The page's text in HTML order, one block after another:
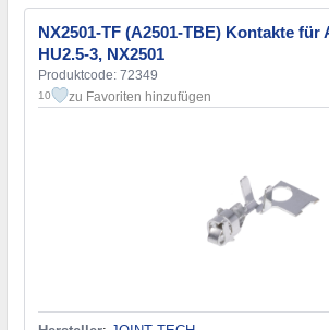
NX2501-TF (A2501-TBE) Kontakte für
HU2.5-3, NX2501
Produktcode: 72349
10 zu Favoriten hinzufügen